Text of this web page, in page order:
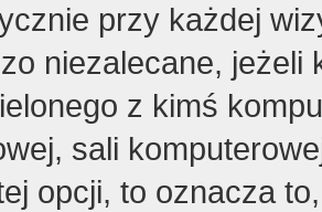
przy każdej
niezalecane, jeżeli
z kimś
sali
opcji, to oznacza